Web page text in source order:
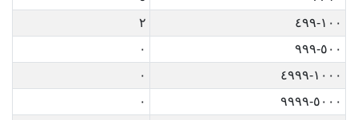
١٠٠-٤٩٩
٢
٥٠٠-٩٩٩
٠
١٠٠٠-٤٩٩٩
٠
٥٠٠٠-٩٩٩٩
٠